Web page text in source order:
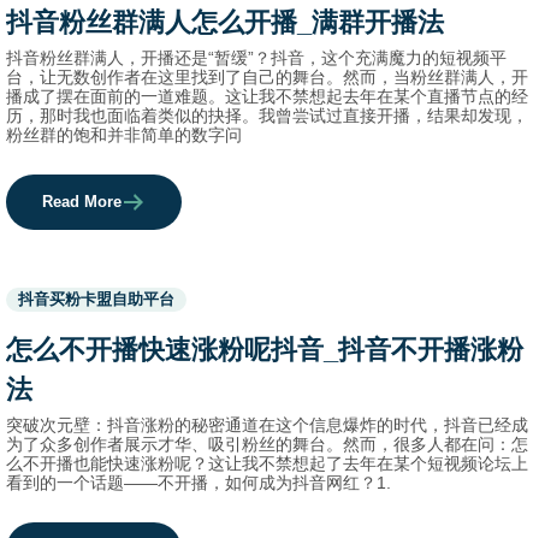
names.
抖音粉丝群满人怎么开播_满群开播法
抖音粉丝群满人，开播还是“暂缓”？抖音，这个充满魔力的短视频平
台，让无数创作者在这里找到了自己的舞台。然而，当粉丝群满人，开
播成了摆在面前的一道难题。这让我不禁想起去年在某个直播节点的经
历，那时我也面临着类似的抉择。我曾尝试过直接开播，结果却发现，
粉丝群的饱和并非简单的数字问
Read More
Used
before
names.
抖音买粉卡盟自助平台
怎么不开播快速涨粉呢抖音_抖音不开播涨粉
法
突破次元壁：抖音涨粉的秘密通道在这个信息爆炸的时代，抖音已经成
为了众多创作者展示才华、吸引粉丝的舞台。然而，很多人都在问：怎
么不开播也能快速涨粉呢？这让我不禁想起了去年在某个短视频论坛上
看到的一个话题——不开播，如何成为抖音网红？1.